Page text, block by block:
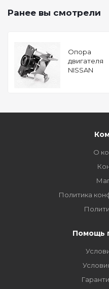
Ранее вы смотрели
Опора
двигателя
NISSAN
О
Политика
Помощь